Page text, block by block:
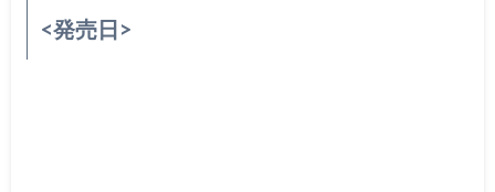
<発売日>